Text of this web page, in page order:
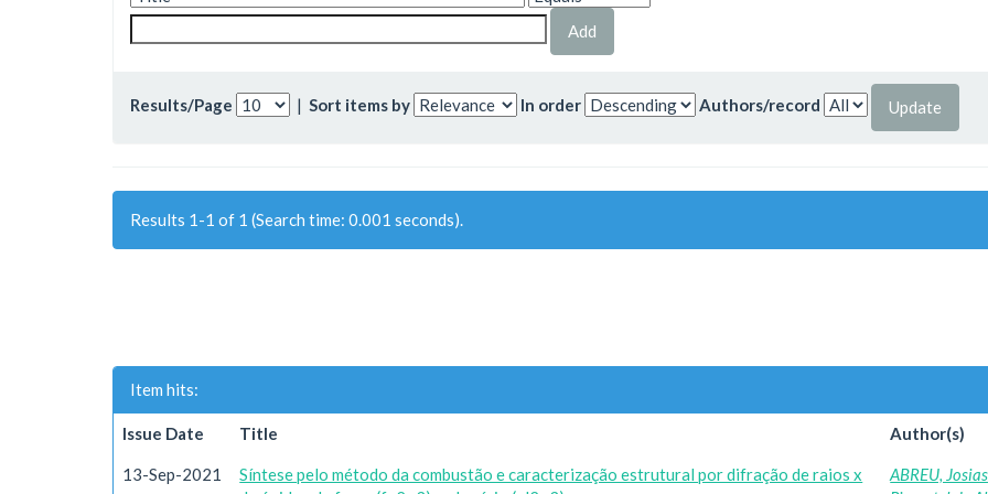
Results/Page | Sort items by In order Authors/record
Results 1-1 of 1 (Search time: 0.001 seconds).
Item hits:
Issue Date Title Author(s)
13-Sep-2021
Síntese pelo método da combustão e caracterização estrutural por difração de raios x
ABREU, Josias